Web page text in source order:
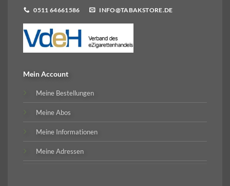
0511 64661586 INFO@TABAKSTORE.DE
Mein Account
Meine Bestellungen
Meine Abos
Meine Informationen
Meine Adressen